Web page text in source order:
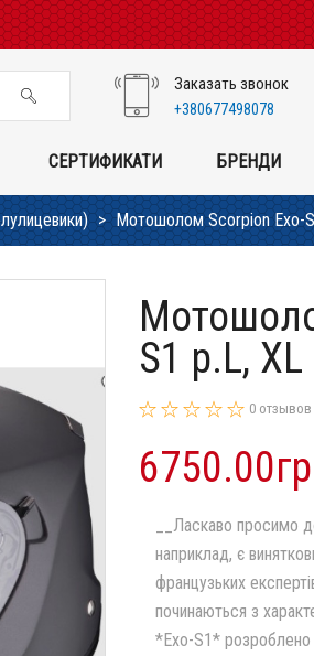
Заказать звонок
+380677498078
СЕРТИФИКАТИ БРЕНДИ
Мотошолом Scorpion Exo-
S1 p.L,
0 отзывов
__Ласкаво просимо
наприклад, є
французьких
починаються з
*Exo-S1* розроблено